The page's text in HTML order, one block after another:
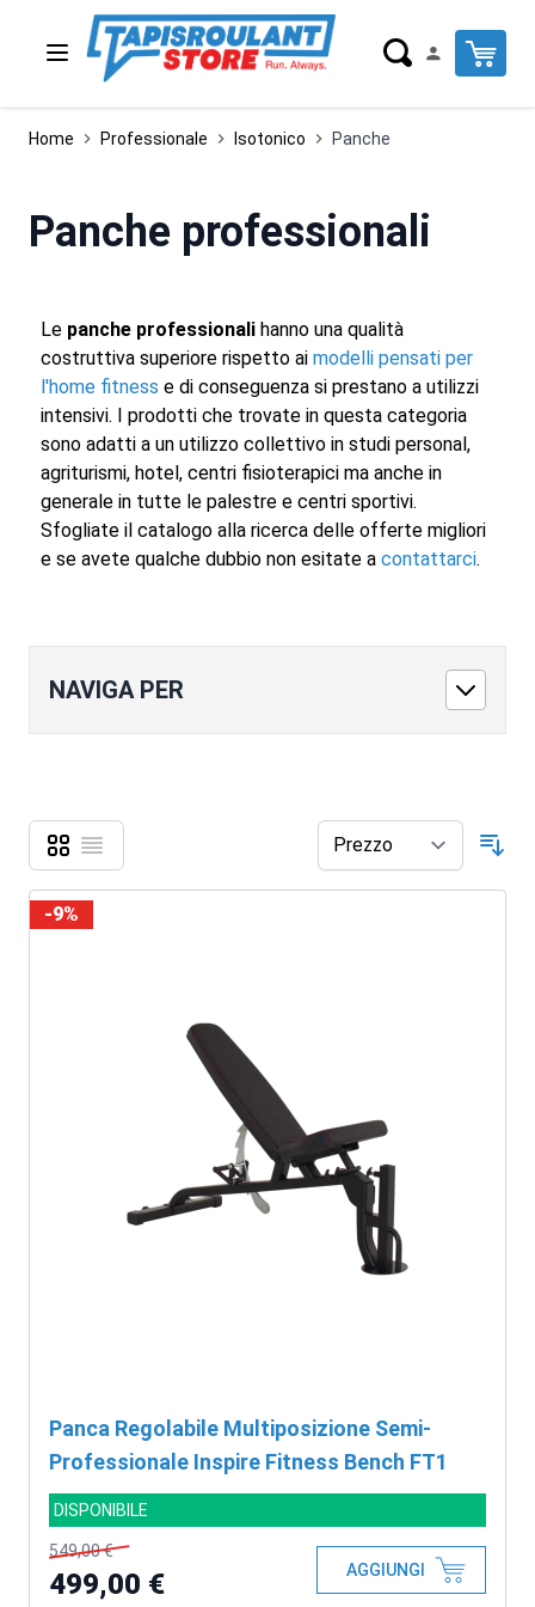
Salta al contenuto
Cart
Home Professionale Isotonico Panche
Panche professionali
Le panche professionali hanno una qualità
costruttiva superiore rispetto ai modelli pensati per
l'home fitness e di conseguenza si prestano a utilizzi
intensivi. I prodotti che trovate in questa categoria
sono adatti a un utilizzo collettivo in studi personal,
agriturismi, hotel, centri fisioterapici ma anche in
generale in tutte le palestre e centri sportivi.
Sfogliate il catalogo alla ricerca delle offerte migliori
e se avete qualche dubbio non esitate a contattarci.
NAVIGA PER
Mostra come
Griglia
Lista
Panca Regolabile Multiposizione Semi-
Professionale Inspire Fitness Bench FT1
DISPONIBILE
-9%
549,00 €
499,00 € AGGIUNGI